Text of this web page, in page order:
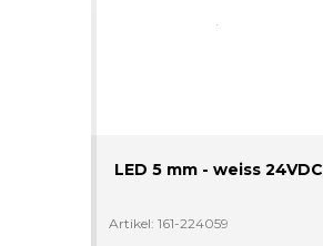
LED 5 mm - weiss 24VDC
Artikel: 161-224059